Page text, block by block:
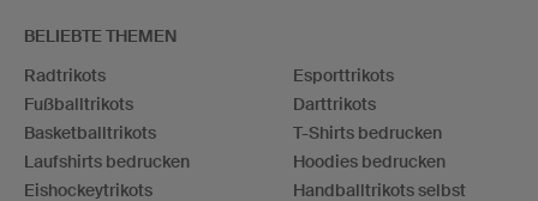
BELIEBTE THEMEN
Radtrikots
Fußballtrikots
Basketballtrikots
Laufshirts bedrucken
Eishockeytrikots
Esporttrikots
Darttrikots
T-Shirts bedrucken
Hoodies bedrucken
Handballtrikots selbst